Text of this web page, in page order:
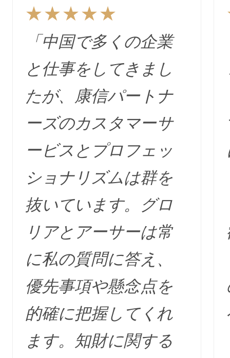
★★★★★
「中国で多くの企業
と仕事をしてきまし
たが、康信パートナ
ーズのカスタマーサ
ービスとプロフェッ
ショナリズムは群を
抜いています。グロ
リアとアーサーは常
に私の質問に答え、
優先事項や懸念点を
的確に把握してくれ
ます。知財に関する